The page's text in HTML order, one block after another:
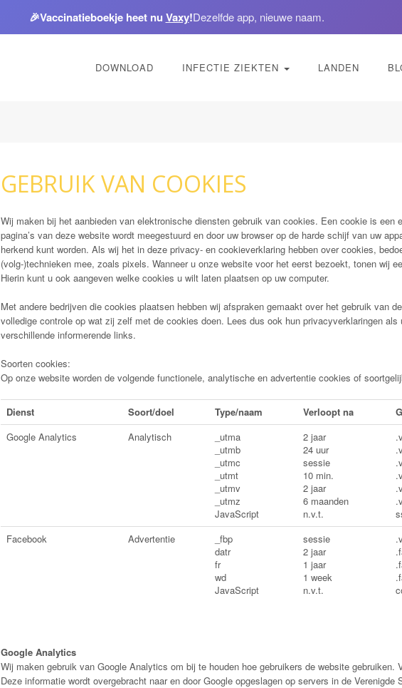
🎉Vaccinatieboekje heet nu Vaxy!Dezelfde app, nieuwe naam.
DOWNLOAD INFECTIE ZIEKTEN LANDEN
GEBRUIK VAN COOKIES
Wij maken bij het aanbieden van elektronische diensten gebruik van cookies. Een cookie is een
pagina’s van deze website wordt meegestuurd en door uw browser op de harde schijf van uw
herkend kunt worden. Als wij het in deze privacy- en cookieverklaring hebben over cookies,
(volg-)technieken mee, zoals pixels. Wanneer u onze website voor het eerst bezoekt, tonen wij
Hierin kunt u ook aangeven welke cookies u wilt laten plaatsen op uw computer.
Met andere bedrijven die cookies plaatsen hebben wij afspraken gemaakt over het gebruik van
volledige controle op wat zij zelf met de cookies doen. Lees dus ook hun privacyverklaringen
verschillende informerende links.
Soorten cookies:
Op onze website worden de volgende functionele, analytische en advertentie cookies of
Dienst Soort/doel Type/naam Verloopt na
Google Analytics
Analytisch
_utma
_utmb
_utmc
_utmt
_utmv
_utmz
JavaScript
2 jaar
24 uur
sessie
10 min.
2 jaar
6 maanden
n.v.t.
Facebook
Advertentie
_fbp
datr
fr
wd
JavaScript
sessie
2 jaar
1 jaar
1 week
n.v.t.
Google Analytics
Wij maken gebruik van Google Analytics om bij te houden hoe gebruikers de website gebruiken.
Deze informatie wordt overgebracht naar en door Google opgeslagen op servers in de Verenigde